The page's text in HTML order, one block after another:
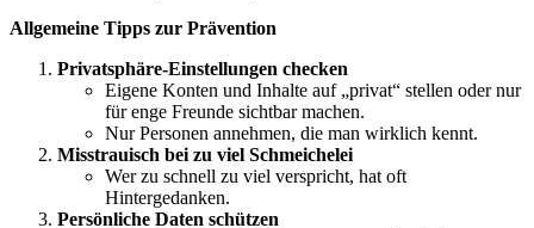
Allgemeine Tipps zur Prävention
Privatsphäre-Einstellungen checken
Eigene Konten und Inhalte auf „privat“ stellen oder nur
für enge Freunde sichtbar machen.
Nur Personen annehmen, die man wirklich kennt.
Misstrauisch bei zu viel Schmeichelei
Wer zu schnell zu viel verspricht, hat oft
Hintergedanken.
Persönliche Daten schützen